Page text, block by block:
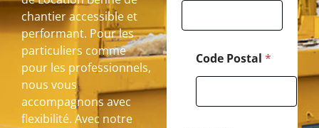
chantier accessible et
performant. Pour les
particuliers comme
pour les professionnels,
nous vous
accompagnons avec
flexibilité. Avec notre
Code Postal *